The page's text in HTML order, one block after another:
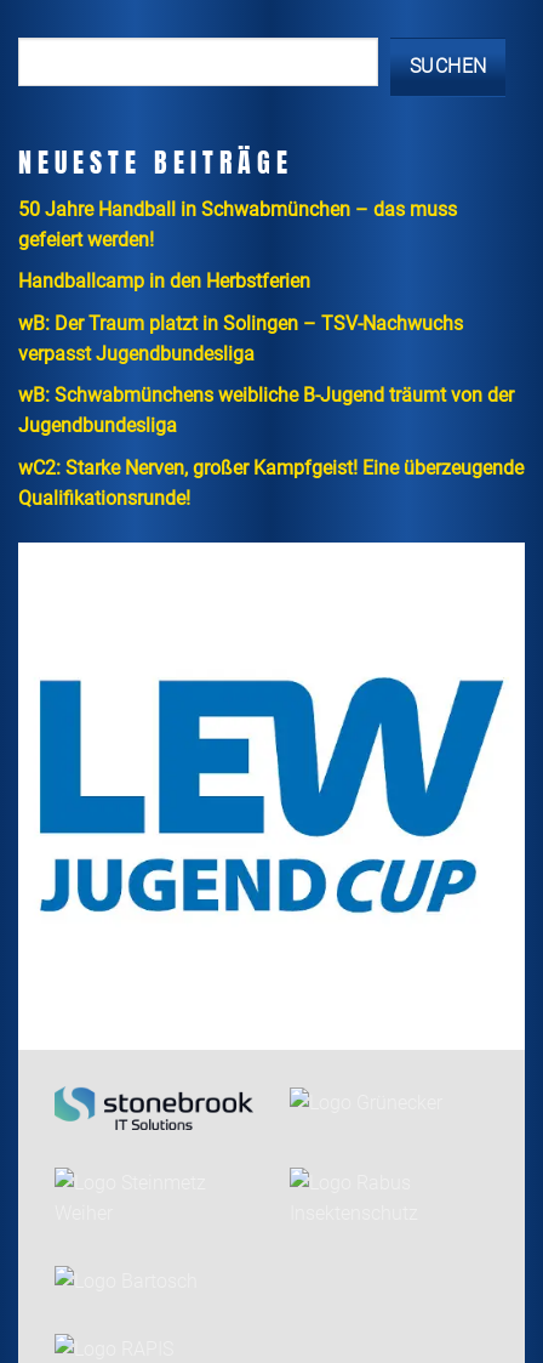
SUCHEN
NEUESTE BEITRÄGE
50 Jahre Handball in Schwabmünchen – das muss
gefeiert werden!
Handballcamp in den Herbstferien
wB: Der Traum platzt in Solingen – TSV-Nachwuchs
verpasst Jugendbundesliga
wB: Schwabmünchens weibliche B-Jugend träumt von der
Jugendbundesliga
wC2: Starke Nerven, großer Kampfgeist! Eine überzeugende
Qualifikationsrunde!